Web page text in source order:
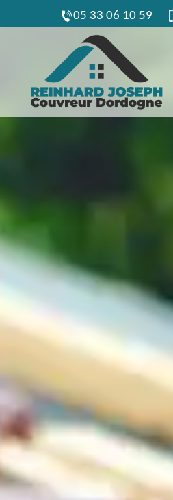
05 33 06 10 59